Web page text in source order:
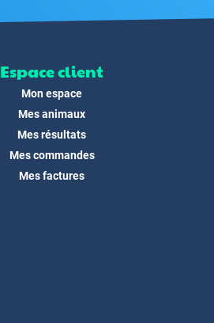
Espace client
Mon espace
Mes animaux
Mes résultats
Mes commandes
Mes factures